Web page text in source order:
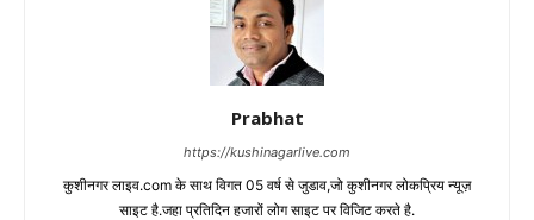
Prabhat
https://kushinagarlive.com
कुशीनगर लाइव.com के साथ विगत 05 वर्ष से जुडाव,जो कुशीनगर लोकप्रिय न्यूज़
साइट है.जहा प्रतिदिन हजारों लोग साइट पर विजिट करते है.